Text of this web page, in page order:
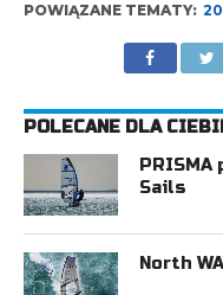
POWIĄZANE TEMATY:
POLECANE DLA
Sails
North